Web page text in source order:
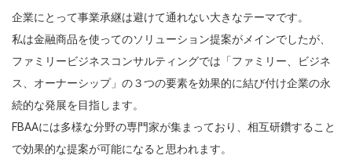
企業にとって事業承継は避けて通れない大きなテーマです。
私は金融商品を使ってのソリューション提案がメインでしたが、
ファミリービジネスコンサルティングでは「ファミリー、ビジネ
ス、オーナーシップ」の３つの要素を効果的に結び付け企業の永
続的な発展を目指します。
FBAAには多様な分野の専門家が集まっており、相互研鑽すること
で効果的な提案が可能になると思われます。